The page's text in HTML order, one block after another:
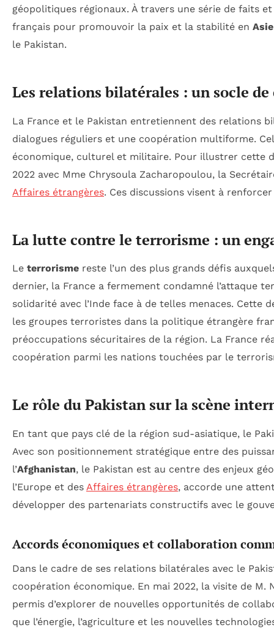
géopolitiques régionaux. À travers une série de faits
français pour promouvoir la paix et la stabilité en
le Pakistan.
Les relations bilatérales : un socle
La France et le Pakistan entretiennent des relations
dialogues réguliers et une coopération multiforme.
économique, culturel et militaire. Pour illustrer cette
2022 avec Mme Chrysoula Zacharopoulou, la
Affaires étrangères. Ces discussions visent à
La lutte contre le terrorisme : un
Le terrorisme reste l’un des plus grands défis
dernier, la France a fermement condamné l’attaque
solidarité avec l’Inde face à de telles menaces.
les groupes terroristes dans la politique étrangère
préoccupations sécuritaires de la région. La France
coopération parmi les nations touchées par le
Le rôle du Pakistan sur la scène
En tant que pays clé de la région sud-asiatique, le
Avec son positionnement stratégique entre des
l’Afghanistan, le Pakistan est au centre des enjeux
l’Europe et des Affaires étrangères, accorde une
développer des partenariats constructifs avec le
Accords économiques et collaboration
Dans le cadre de ses relations bilatérales avec le
coopération économique. En mai 2022, la visite de M.
permis d’explorer de nouvelles opportunités de
que l’énergie, l’agriculture et les nouvelles